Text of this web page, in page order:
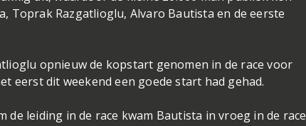
Toprak Razgatlioglu, Alvaro Bautista en de eerste
opnieuw de kopstart genomen in de race voor
eerst dit weekend een goede start had gehad.
leiding in de race kwam Bautista in vroeg in de race